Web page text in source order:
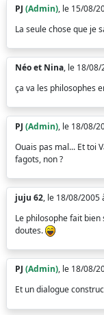
PJ (Admin), le 15/08/
La seule chose que je
Néo et Nina, le 18/08/
ça va les philosophes
PJ (Admin), le 18/08/
Ouais pas mal... Et toi
fagots, non ?
juju 62, le 18/08/2005
Le philosophe fait
doutes.
PJ (Admin), le 18/08/
Et un dialogue